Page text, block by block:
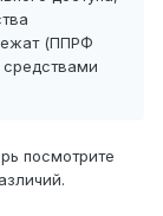
(ППРФ
посмотрите